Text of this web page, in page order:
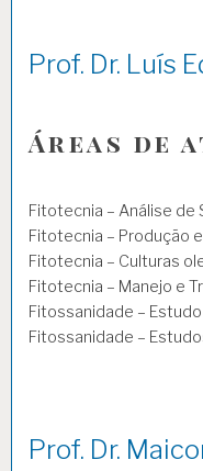
Prof. Dr. Luís
Áreas de
Fitotecnia – Análise de
Fitotecnia – Produção
Fitotecnia – Culturas
Fitotecnia – Manejo e
Fitossanidade –
Fitossanidade –
Prof. Dr.